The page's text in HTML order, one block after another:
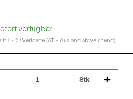
verfügbar
1 - 2 Werktage (AT - Ausland abweichend)
Stk